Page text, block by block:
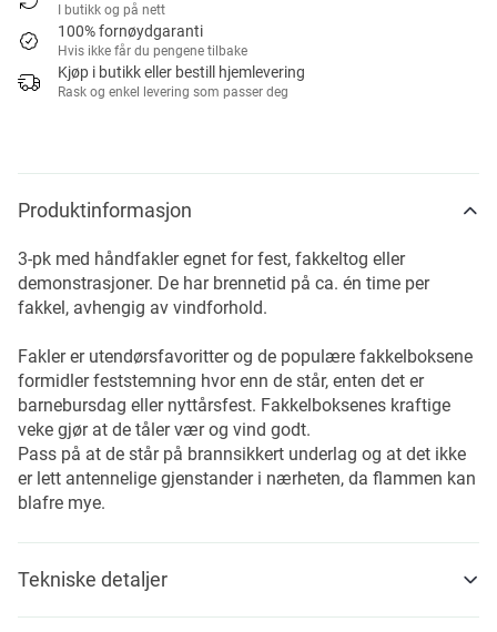
I butikk og på nett
100% fornøydgaranti
Hvis ikke får du pengene tilbake
Kjøp i butikk eller bestill hjemlevering
Rask og enkel levering som passer deg
Produktinformasjon
3-pk med håndfakler egnet for fest, fakkeltog eller
demonstrasjoner. De har brennetid på ca. én time per
fakkel, avhengig av vindforhold.
Fakler er utendørsfavoritter og de populære fakkelboksene
formidler feststemning hvor enn de står, enten det er
barnebursdag eller nyttårsfest. Fakkelboksenes kraftige
veke gjør at de tåler vær og vind godt.
Pass på at de står på brannsikkert underlag og at det ikke
er lett antennelige gjenstander i nærheten, da flammen kan
blafre mye.
Tekniske detaljer